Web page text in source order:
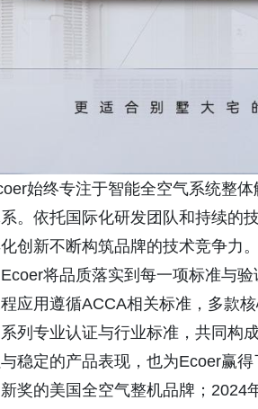
始终专注于智能全空气系统整
。依托国际化研发团队和持续的
创新不断构筑品牌的技术竞争力
将品质落实到每一项标准与
应用遵循ACCA相关标准，多款
列专业认证与行业标准，共同构
稳定的产品表现，也为Ecoer赢
奖的美国全空气整机品牌；